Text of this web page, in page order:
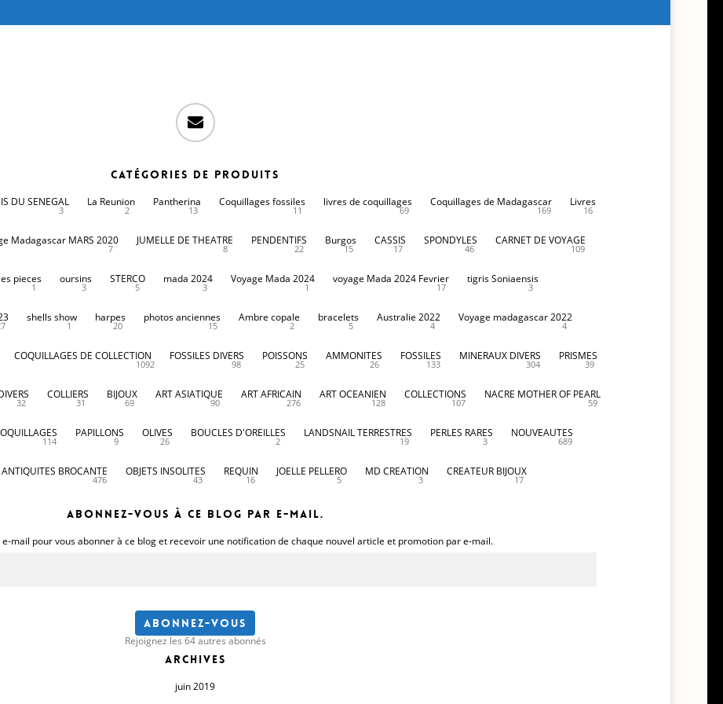
email
Catégories de produits
DU SENEGAL
3
La Reunion
2
Pantherina
13
Coquillages fossiles
11
livres de coquillages
69
Coquillages de Madagascar
169
Livres
16
Madagascar MARS 2020
7
JUMELLE DE THEATRE
8
PENDENTIFS
22
Burgos
15
CASSIS
17
SPONDYLES
46
CARNET DE VOYAGE
109
pieces
1
oursins
3
STERCO
5
mada 2024
3
Voyage Mada 2024
1
voyage Mada 2024 Fevrier
17
tigris Soniaensis
3
shells show
1
harpes
20
photos anciennes
15
Ambre copale
2
bracelets
5
Australie 2022
4
Voyage madagascar 2022
4
COQUILLAGES DE COLLECTION
1092
FOSSILES DIVERS
98
POISSONS
25
AMMONITES
26
FOSSILES
133
MINERAUX DIVERS
304
PRISMES
39
32
COLLIERS
31
BIJOUX
69
ART ASIATIQUE
90
ART AFRICAIN
276
ART OCEANIEN
128
COLLECTIONS
107
NACRE MOTHER OF PEARL
59
114
PAPILLONS
9
OLIVES
26
BOUCLES D'OREILLES
2
LANDSNAIL TERRESTRES
19
PERLES RARES
3
NOUVEAUTES
689
ANTIQUITES BROCANTE
476
OBJETS INSOLITES
43
REQUIN
16
JOELLE PELLERO
5
MD CREATION
3
CREATEUR BIJOUX
17
Abonnez-vous à ce blog par e-mail.
mail pour vous abonner à ce blog et recevoir une notification de chaque nouvel article et promotion par e-mail.
Abonnez-vous
Rejoignez les 64 autres abonnés
Archives
juin 2019